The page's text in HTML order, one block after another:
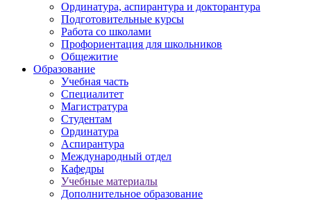
Ординатура, аспирантура и докторантура
Подготовительные курсы
Работа со школами
Профориентация для школьников
Общежитие
Образование
Учебная часть
Специалитет
Магистратура
Студентам
Ординатура
Аспирантура
Международный отдел
Кафедры
Учебные материалы
Дополнительное образование